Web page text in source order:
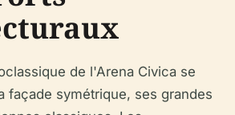
de l'Arena Civica se
façade symétrique, ses grandes